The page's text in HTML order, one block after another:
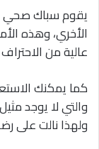
يقوم سباك صحي
الأخري، وهذه
عالية من
كما يمكنك
والتي لا يوجد
ولهذا نالت على